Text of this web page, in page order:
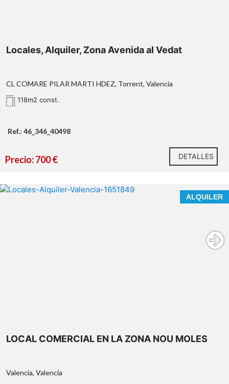
Locales, Alquiler, Zona Avenida al Vedat
CL COMARE PILAR MARTI HDEZ, Torrent, Valencia
118m2 const.
Ref.: 46_346_40498
Precio: 700 € DETALLES
ALQUILER
LOCAL COMERCIAL EN LA ZONA NOU MOLES
Valencia, Valencia